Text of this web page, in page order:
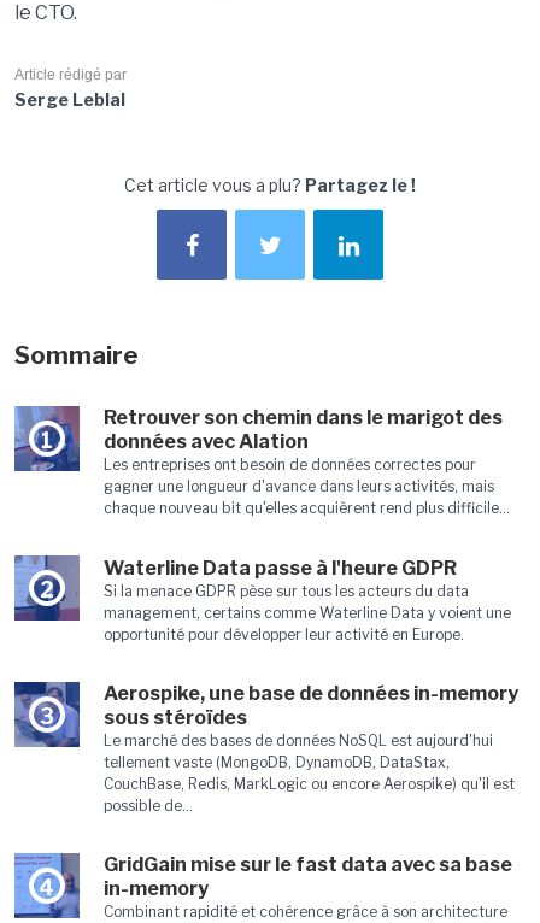
le CTO.
Article rédigé par
Serge Leblal
Cet article vous a plu? Partagez le !
Sommaire
1
Retrouver son chemin dans le marigot des
données avec Alation
Les entreprises ont besoin de données correctes pour
gagner une longueur d'avance dans leurs activités, mais
chaque nouveau bit qu'elles acquièrent rend plus difficile...
2
Waterline Data passe à l'heure GDPR
Si la menace GDPR pèse sur tous les acteurs du data
management, certains comme Waterline Data y voient une
opportunité pour développer leur activité en Europe.
3
Aerospike, une base de données in-memory
sous stéroïdes
Le marché des bases de données NoSQL est aujourd'hui
tellement vaste (MongoDB, DynamoDB, DataStax,
CouchBase, Redis, MarkLogic ou encore Aerospike) qu'il est
possible de...
4
GridGain mise sur le fast data avec sa base
in-memory
Combinant rapidité et cohérence grâce à son architecture